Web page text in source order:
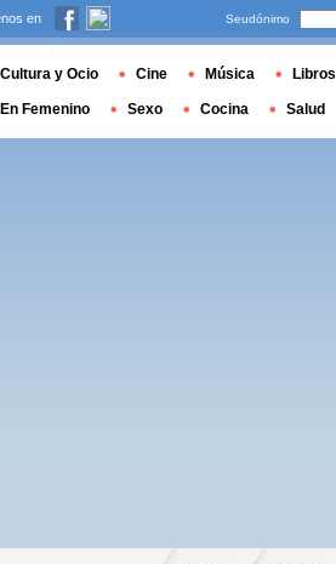
en Seudónimo
Cultura y Ocio Cine Música Libros
En Femenino Sexo Cocina Salud